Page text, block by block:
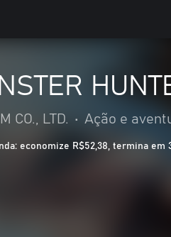
CO., LTD. • Ação e
economize R$52,38, termina em